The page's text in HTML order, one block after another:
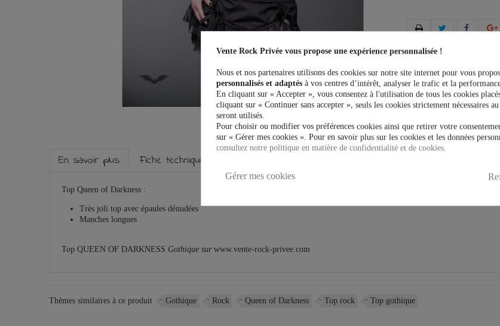
En savoir plus Fiche technique
Top Queen of Darkness :
Très joli top avec épaules dénudées
Manches longues
Top QUEEN OF DARKNESS Gothique sur www.vente-rock-privee.com
Thèmes similaires à ce produit Gothique Rock Queen of Darkness Top rock Top gothique
Vente Rock Privée vous propose une expérience personnalisée !
Nous et nos partenaires utilisons des cookies sur notre site internet pour vous
personnalisés et adaptés à vos centres d’intérêt, analyser le trafic et la
En cliquant sur « Accepter », vous consentez à l'utilisation de tous les cookies
cliquant sur « Continuer sans accepter », seuls les cookies strictement nécessaires
seront utilisés.
Pour choisir ou modifier vos préférences cookies ainsi que retirer votre
sur « Gérer mes cookies ». Pour en savoir plus sur les cookies et les données
consultez notre politique en matière de confidentialité et de cookies.
Gérer mes cookies